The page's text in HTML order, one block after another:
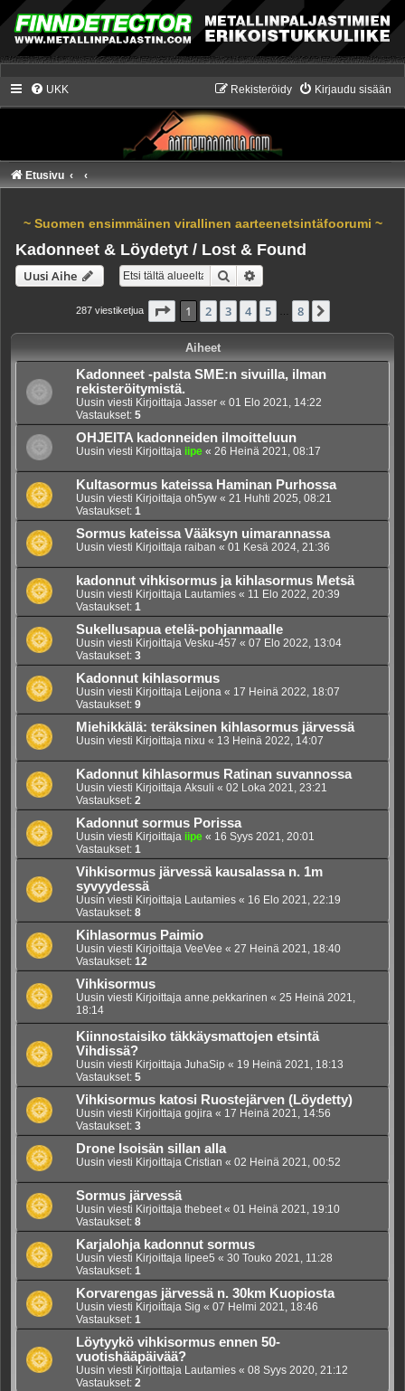
UKK Kirjaudu sisään
Rekisteröidy
Etusivu
~ Suomen ensimmäinen virallinen aarteenetsintäfoorumi ~
Kadonneet & Löydetyt / Lost & Found
Uusi Aihe Etsi
287 viestiketjua Sivu /8
1 2 3 4 5 8
Aiheet
Kadonneet -palsta SME:n sivuilla, ilman
rekisteröitymistä.
Uusin viesti Kirjoittaja Jasser « 01 Elo 2021, 14:22
Vastaukset: 5
OHJEITA kadonneiden ilmoitteluun
Uusin viesti Kirjoittaja iipe « 26 Heinä 2021, 08:17
Kultasormus kateissa Haminan Purhossa
Uusin viesti Kirjoittaja oh5yw « 21 Huhti 2025, 08:21
Vastaukset: 1
Sormus kateissa Vääksyn uimarannassa
Uusin viesti Kirjoittaja raiban « 01 Kesä 2024, 21:36
kadonnut vihkisormus ja kihlasormus Metsä
Uusin viesti Kirjoittaja Lautamies « 11 Elo 2022, 20:39
Vastaukset: 1
Sukellusapua etelä-pohjanmaalle
Uusin viesti Kirjoittaja Vesku-457 « 07 Elo 2022, 13:04
Vastaukset: 3
Kadonnut kihlasormus
Uusin viesti Kirjoittaja Leijona « 17 Heinä 2022, 18:07
Vastaukset: 9
Miehikkälä: teräksinen kihlasormus järvessä
Uusin viesti Kirjoittaja nixu « 13 Heinä 2022, 14:07
Kadonnut kihlasormus Ratinan suvannossa
Uusin viesti Kirjoittaja Aksuli « 02 Loka 2021, 23:21
Vastaukset: 2
Kadonnut sormus Porissa
Uusin viesti Kirjoittaja iipe « 16 Syys 2021, 20:01
Vastaukset: 1
Vihkisormus järvessä kausalassa n. 1m
syvyydessä
Uusin viesti Kirjoittaja Lautamies « 16 Elo 2021, 22:19
Vastaukset: 8
Kihlasormus Paimio
Uusin viesti Kirjoittaja VeeVee « 27 Heinä 2021, 18:40
Vastaukset: 12
Vihkisormus
Uusin viesti Kirjoittaja anne.pekkarinen « 25 Heinä 2021,
18:14
Kiinnostaisiko täkkäysmattojen etsintä
Vihdissä?
Uusin viesti Kirjoittaja JuhaSip « 19 Heinä 2021, 18:13
Vastaukset: 5
Vihkisormus katosi Ruostejärven (Löydetty)
Uusin viesti Kirjoittaja gojira « 17 Heinä 2021, 14:56
Vastaukset: 3
Drone Isoisän sillan alla
Uusin viesti Kirjoittaja Cristian « 02 Heinä 2021, 00:52
Sormus järvessä
Uusin viesti Kirjoittaja thebeet« 01 Heinä 2021, 19:10
Vastaukset: 8
Karjalohja kadonnut sormus
Uusin viesti Kirjoittaja Iipee5 « 30 Touko 2021, 11:28
Vastaukset: 1
Korvarengas järvessä n. 30km Kuopiosta
Uusin viesti Kirjoittaja Sig « 07 Helmi 2021, 18:46
Vastaukset: 1
Löytyykö vihkisormus ennen 50-
vuotishääpäivää?
Uusin viesti Kirjoittaja Lautamies « 08 Syys 2020, 21:12
Vastaukset: 2